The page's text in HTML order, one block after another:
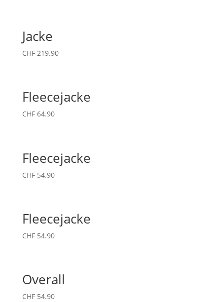
Jacke
CHF219.90
Fleecejacke
CHF64.90
Fleecejacke
CHF54.90
Fleecejacke
CHF54.90
Overall
CHF54.90